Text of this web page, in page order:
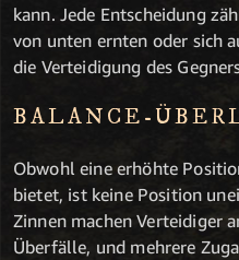
kann. Jede Entscheidung
von unten ernten oder sich
die Verteidigung des
BALANCE-
Obwohl eine erhöhte
bietet, ist keine Position
Zinnen machen Verteidiger
Überfälle, und mehrere